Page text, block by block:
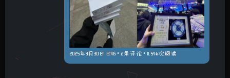
2025年3月30日 13:46 • 2条评论 • 11.54k次阅读